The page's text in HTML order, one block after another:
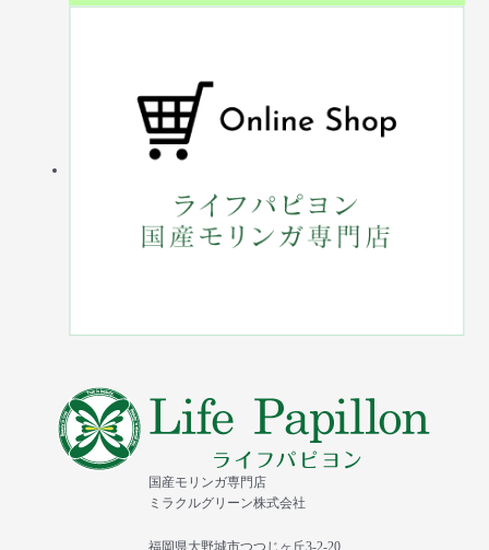
国産モリンガ専門店
ミラクルグリーン株式会社
福岡県大野城市つつじヶ丘3-2-20